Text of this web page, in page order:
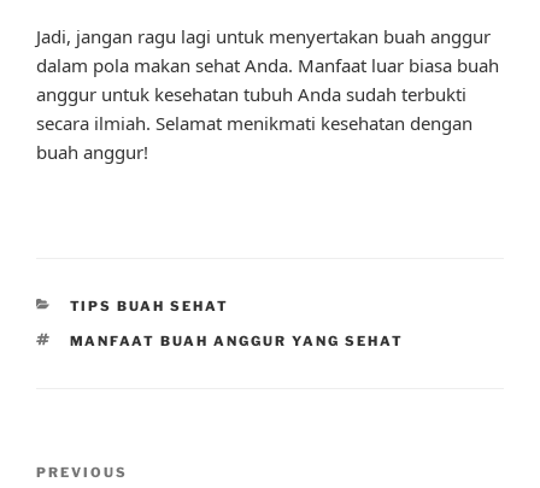
Jadi, jangan ragu lagi untuk menyertakan buah anggur
dalam pola makan sehat Anda. Manfaat luar biasa buah
anggur untuk kesehatan tubuh Anda sudah terbukti
secara ilmiah. Selamat menikmati kesehatan dengan
buah anggur!
CATEGORIES
TIPS BUAH SEHAT
TAGS
MANFAAT BUAH ANGGUR YANG SEHAT
Previous
PREVIOUS